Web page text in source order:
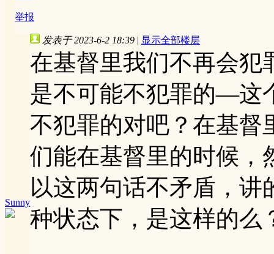
举报
Sunny
发表于 2023-6-2 18:39 | 显示全部楼层
在基督里我们不再会犯
是不可能不犯罪的—这
不犯罪的对吧？在基督
们能在基督里的时候，
以这两句话不矛盾，讲
种状态下，是这样的么